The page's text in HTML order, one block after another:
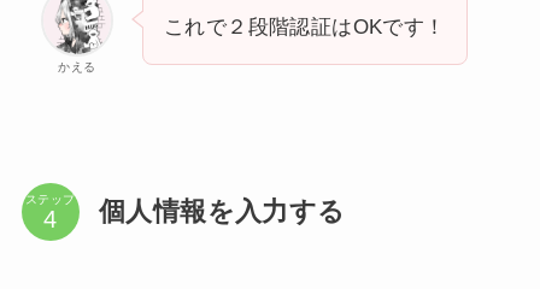
かえる
これで２段階認証はOKです！
ステップ 個人情報を入力する